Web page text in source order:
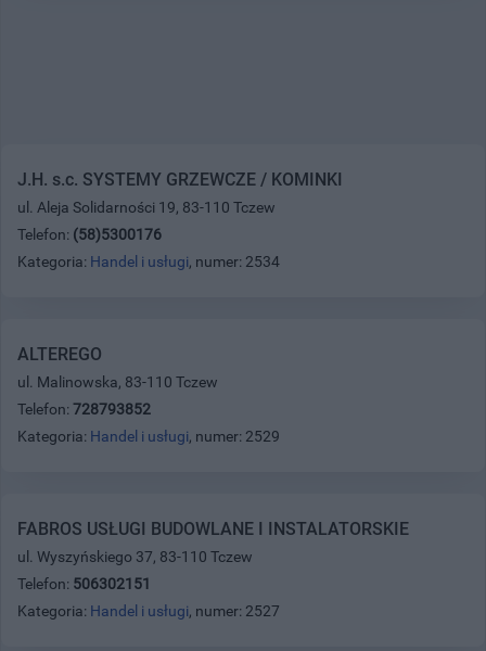
J.H. s.c. SYSTEMY GRZEWCZE / KOMINKI
ul. Aleja Solidarności 19, 83-110 Tczew
Telefon: (58)5300176
Kategoria: Handel i usługi, numer: 2534
ALTEREGO
ul. Malinowska, 83-110 Tczew
Telefon: 728793852
Kategoria: Handel i usługi, numer: 2529
FABROS USŁUGI BUDOWLANE I INSTALATORSKIE
ul. Wyszyńskiego 37, 83-110 Tczew
Telefon: 506302151
Kategoria: Handel i usługi, numer: 2527